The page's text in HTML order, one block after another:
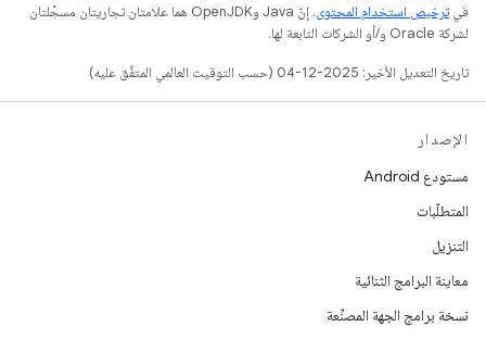
فيترخيص استخدام المحتوى
. إنّ Java وOpenJDK هما علامتان تجاريتان مسجَّلتان
لشركة Oracle و/أو الشركات التابعة لها.
تاريخ التعديل الأخير: 2025-12-04 (حسب التوقيت العالمي المتفَّق عليه)
الإصدار
مستودع Android
المتطلّبات
التنزيل
معاينة البرامج الثنائية
نسخة برامج الجهة المصنِّعة